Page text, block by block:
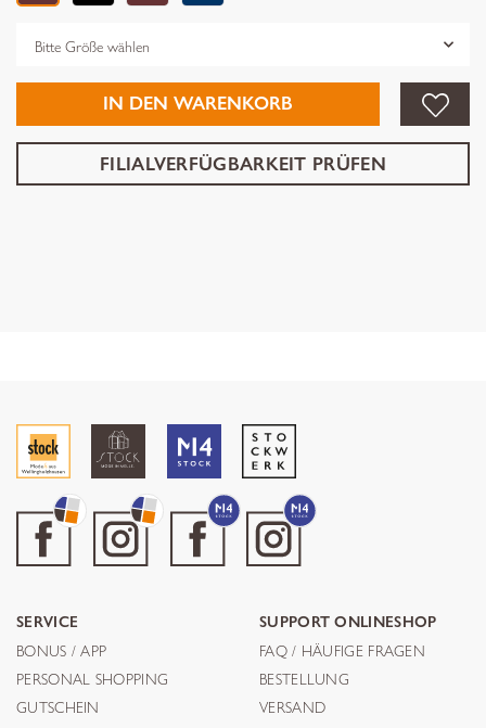
IN DEN WARENKORB
FILIALVERFÜGBARKEIT PRÜFEN
SERVICE
BONUS / APP
PERSONAL SHOPPING
GUTSCHEIN
SUPPORT ONLINESHOP
FAQ / HÄUFIGE FRAGEN
BESTELLUNG
VERSAND